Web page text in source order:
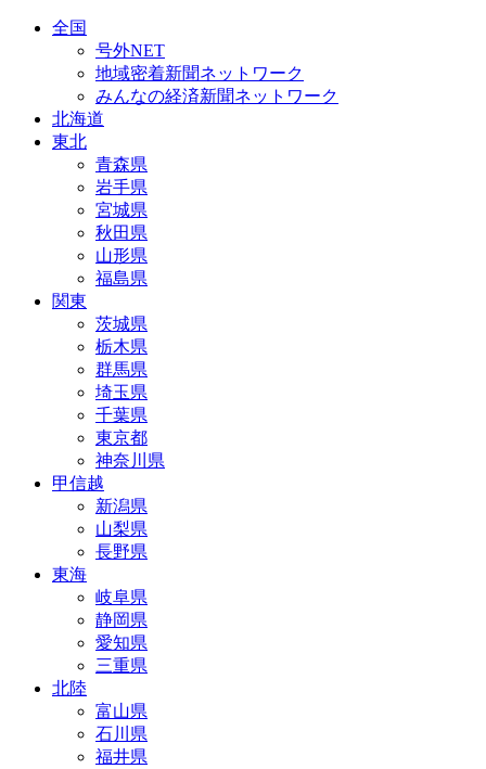
全国
号外NET
地域密着新聞ネットワーク
みんなの経済新聞ネットワーク
北海道
東北
青森県
岩手県
宮城県
秋田県
山形県
福島県
関東
茨城県
栃木県
群馬県
埼玉県
千葉県
東京都
神奈川県
甲信越
新潟県
山梨県
長野県
東海
岐阜県
静岡県
愛知県
三重県
北陸
富山県
石川県
福井県